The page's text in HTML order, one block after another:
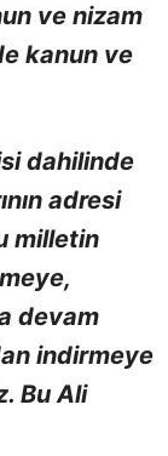
ve nizam
kanun ve
dahilinde
adresi
milletin
devam
indirmeye
Bu Ali